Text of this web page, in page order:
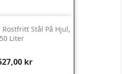
Stål På Hjul,
50 Liter
kr